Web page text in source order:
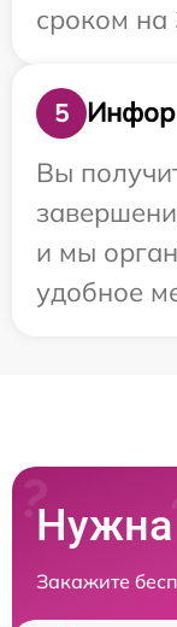
сроком на
5
Вы
и мы
удобное
Нужна
Закажите